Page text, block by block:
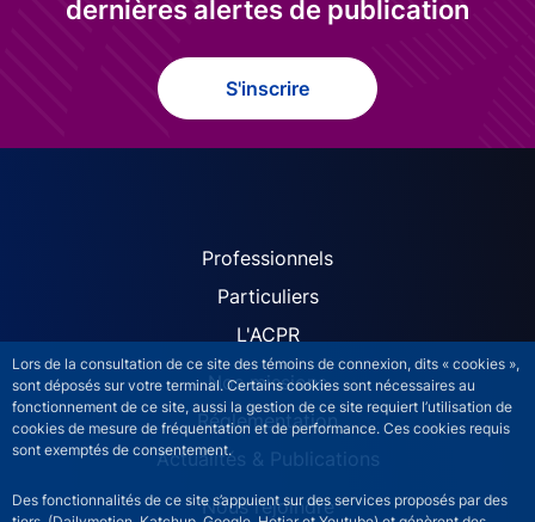
Lors de la consultation de ce site des témoins de connexion, dits « cookies »,
sont déposés sur votre terminal. Certains cookies sont nécessaires au
fonctionnement de ce site, aussi la gestion de ce site requiert l’utilisation de
cookies de mesure de fréquentation et de performance. Ces cookies requis
sont exemptés de consentement.
Des fonctionnalités de ce site s’appuient sur des services proposés par des
dernières alertes de publication
S'inscrire
ACPR site navigation
Professionnels
Particuliers
L'ACPR
Nos missions
Réglementation
Actualités & Publications
Nous rejoindre